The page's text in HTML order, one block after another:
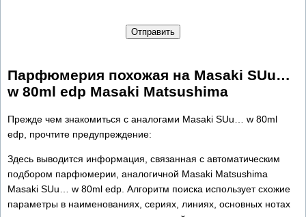
Отправить
Парфюмерия похожая на Masaki SUu…
w 80ml edp Masaki Matsushima
Прежде чем знакомиться с аналогами Masaki SUu… w 80ml
edp, прочтите предупреждение:
Здесь выводится информация, связанная с автоматическим
подбором парфюмерии, аналогичной Masaki Matsushima
Masaki SUu… w 80ml edp. Алгоритм поиска использует схожие
параметры в наименованиях, сериях, линиях, основных нотах